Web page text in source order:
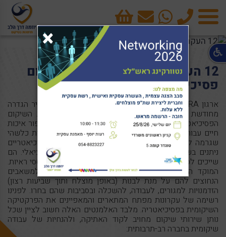
טלפון cart
12 העקרונות של העוסקים בשיקום
פסיכיאטרי
ארגון PRA (הארגון האמריקאי לשיקום פסיכיאטרי) הגדיר הגדרה
מחודשת לשיקום פסיכיאטרי (www.uspra.org). מטרת השיקום
הפסיכיאטרי היא לקדם החלמה, שילוב קהילתי מלא ושיפור איכות
חיים עבור אנשים שאובחנו כסובלים מהפרעה פסיכיאטרית כלשהי
שגרמה לפגיעה משמעותית בתפקוד. שירותי שיקום פסיכיאטריים
ניתנים בשותפות, הם ממוקדי אדם וניתנים באופן דיפרנציאלי. הם
שייכים לספקטרום של שירותי רווחה וצריכים להיות מבוססי ראיות.
המוקד הינו לעזור לאנשים לפתח מיומנויות ונגישות למשאבים
הנחוצים להם על מנת לבנות (באופן מוצלח ותוך שביעות רצון)
הזדמנויות למגורים, לעבודה, להשכלה ובסביבות שהם בחרו. לפנינו
רשימה של עקרונות מפתח המתארים והמאפיינים את הפרקטיקה
השיקומית בפסיכיאטריה. מלבד האלמנטים האלה חשוב לציין שכל
נותן שירותי שיקום מחויב לקוד האתיקה, ולהנחיות של עבודה
שיקומית בחברה רב-תרבותית:
×